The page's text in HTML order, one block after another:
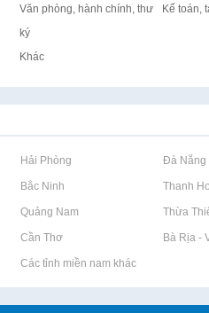
Văn phòng, hành chính, thư
ký
Kế toán,
Khác
tại Hải Phòng Rao vặt tại Đà Nẵng
tại Bắc Ninh Rao vặt tại Thanh
tại Quảng Nam Rao vặt tại Thừa
tại Cần Thơ Rao vặt tại Bà Rịa -
tại Các tỉnh miền nam khác